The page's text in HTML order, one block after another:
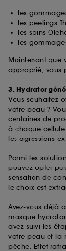
les
les peelings
les soins
les
Maintenant que
approprié, vous
3. Hydrater
Vous souhaitez
votre peau ?
centaines de
à chaque
les agressions
Parmi les
pouvez opter
sensation de
le choix est
Avez-vous déjà
masque
avez suivi les
votre peau et la
pêche. Effet